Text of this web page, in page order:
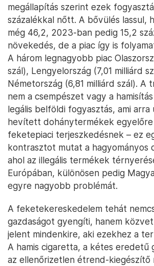
megállapítás szerint ezek
százalékkal nőtt. A bővülés lassul,
még 46,2, 2023-ban pedig 15,2
növekedés, de a piac így is
A három legnagyobb piac
szál), Lengyelország (7,01 milliárd
Németország (6,81 milliárd szál). A
nem a csempészet vagy a
legális belföldi fogyasztás, ami arra
hevített dohánytermékek egyelőre
feketepiaci terjeszkedésnek – ez
kontrasztot mutat a hagyományos
ahol az illegális termékek
Európában, különösen pedig
egyre nagyobb problémát.
A feketekereskedelem tehát
gazdaságot gyengíti, hanem
jelent mindenkire, aki ezekhez a
A hamis cigaretta, a kétes eredetű
az ellenőrizetlen étrend-kiegészítő